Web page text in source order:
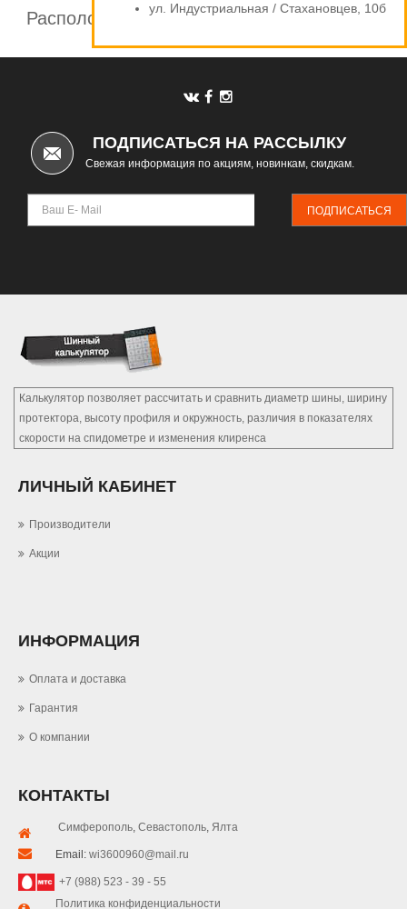
Расположение шинных центров компании
ул. Индустриальная / Стахановцев, 10б
ПОДПИСАТЬСЯ НА РАССЫЛКУ
Свежая информация по акциям, новинкам, скидкам.
ПОДПИСАТЬСЯ
Калькулятор позволяет рассчитать и сравнить диаметр шины, ширину
протектора, высоту профиля и окружность, различия в показателях
скорости на спидометре и изменения клиренса
ЛИЧНЫЙ КАБИНЕТ
Производители
Акции
ИНФОРМАЦИЯ
Оплата и доставка
Гарантия
О компании
КОНТАКТЫ
Симферополь, Севастополь, Ялта
Email: wi3600960@mail.ru
+7 (988) 523 - 39 - 55
Политика конфиденциальности